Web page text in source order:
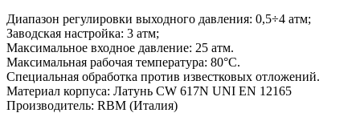
Диапазон регулировки выходного давления: 0,5÷4 атм;
Заводская настройка: 3 атм;
Максимальное входное давление: 25 атм.
Максимальная рабочая температура: 80°С.
Специальная обработка против известковых отложений.
Материал корпуса: Латунь CW 617N UNI EN 12165
Производитель: RBM (Италия)